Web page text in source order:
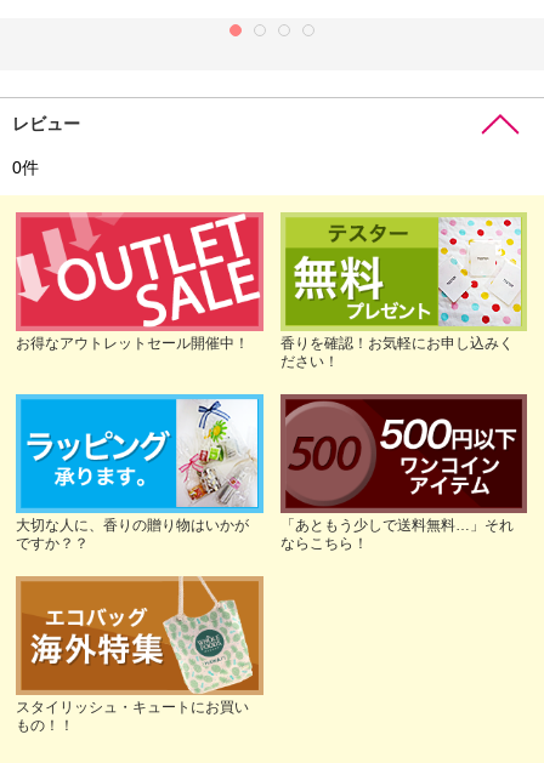
レビュー
0件
お得なアウトレットセール開催中！
香りを確認！お気軽にお申し込みく
ださい！
大切な人に、香りの贈り物はいかが
ですか？？
「あともう少しで送料無料…」それ
ならこちら！
スタイリッシュ・キュートにお買い
もの！！